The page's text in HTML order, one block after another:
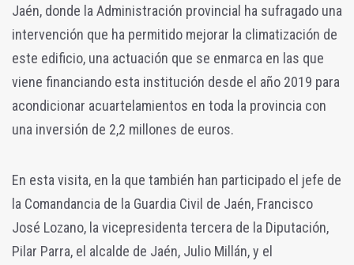
Jaén, donde la Administración provincial ha sufragado una
intervención que ha permitido mejorar la climatización de
este edificio, una actuación que se enmarca en las que
viene financiando esta institución desde el año 2019 para
acondicionar acuartelamientos en toda la provincia con
una inversión de 2,2 millones de euros.
En esta visita, en la que también han participado el jefe de
la Comandancia de la Guardia Civil de Jaén, Francisco
José Lozano, la vicepresidenta tercera de la Diputación,
Pilar Parra, el alcalde de Jaén, Julio Millán, y el